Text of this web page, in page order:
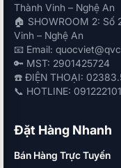
Thành Vinh – Nghệ An
🏠 SHOWROOM 2: Số
Vinh – Nghệ An
📧 Email:
🔑 MST: 2901425724
☎️ ĐIỆN THOẠI:
📞 HOTLINE:
Đặt Hàng Nhanh
Bán Hàng Trực Tuyến